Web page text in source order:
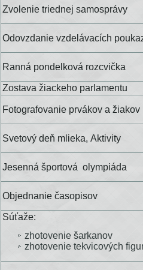
Zvolenie triednej samosprávy
Odovzdanie vzdelávacích
Ranná pondelková rozcvička
Zostava žiackeho parlamentu
Fotografovanie prvákov a
Svetový deň mlieka, Aktivity
Jesenná športová olympiáda
Objednanie časopisov
Súťaže:
zhotovenie šarkanov
zhotovenie tekvicových